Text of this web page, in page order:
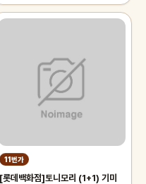
11번가
[롯데백화점]토니모리 (1+1) 기미